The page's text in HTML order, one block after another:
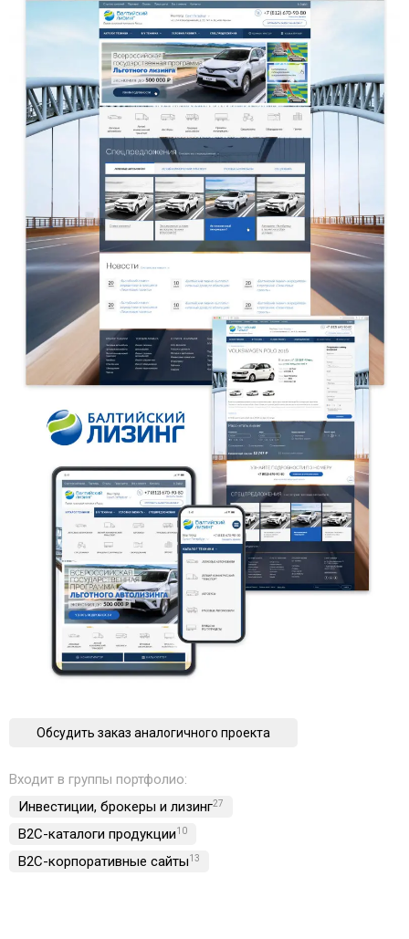
Обсудить заказ аналогичного проекта
Входит в группы портфолио:
Инвестиции, брокеры и лизинг27
B2C-каталоги продукции10
B2C-корпоративные сайты13